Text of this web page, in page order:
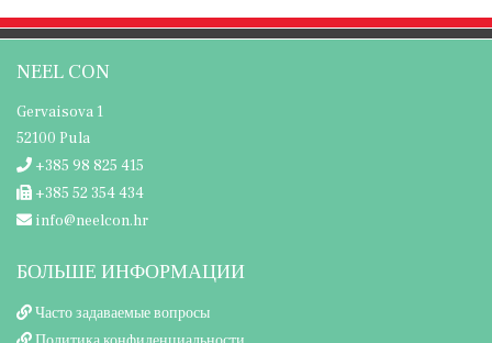
NEEL CON
Gervaisova 1
52100 Pula
+385 98 825 415
+385 52 354 434
info@neelcon.hr
БОЛЬШЕ ИНФОРМАЦИИ
Часто задаваемые вопросы